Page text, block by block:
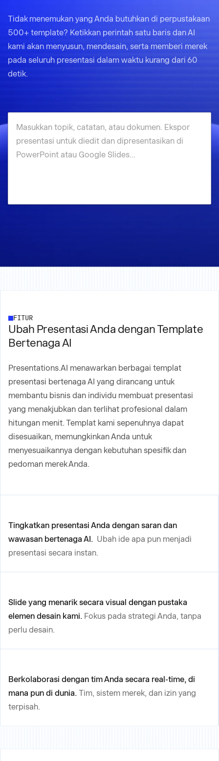
Tidak menemukan yang Anda butuhkan di perpustakaan
500+ template? Ketikkan perintah satu baris dan AI
kami akan menyusun, mendesain, serta memberi merek
pada seluruh presentasi dalam waktu kurang dari 60
detik.
FITUR
Ubah Presentasi Anda dengan Template
Bertenaga AI
Presentations.AI menawarkan berbagai templat
presentasi bertenaga AI yang dirancang untuk
membantu bisnis dan individu membuat presentasi
yang menakjubkan dan terlihat profesional dalam
hitungan menit. Templat kami sepenuhnya dapat
disesuaikan, memungkinkan Anda untuk
menyesuaikannya dengan kebutuhan spesifik dan
pedoman merek Anda.
Tingkatkan presentasi Anda dengan saran dan
wawasan bertenaga AI. Ubah ide apa pun menjadi
presentasi secara instan.
Slide yang menarik secara visual dengan pustaka
elemen desain kami. Fokus pada strategi Anda, tanpa
perlu desain.
Berkolaborasi dengan tim Anda secara real-time, di
mana pun di dunia. Tim, sistem merek, dan izin yang
terpisah.